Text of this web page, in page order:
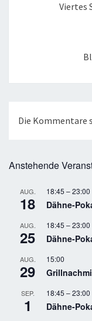
Viertes
Die Kommentare
Anstehende
AUG.
18
18:45 –23:00
Dähne-
AUG.
25
18:45 –23:00
Dähne-
AUG.
29
15:00
SEP.
1
18:45 –23:00
Dähne-